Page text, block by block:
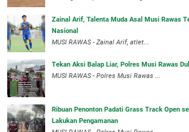
Zainal Arif, Talenta Muda Asal Musi Rawas
Nasional
MUSI RAWAS - Zainal Arif, atlet...
Tekan Aksi Balap Liar, Polres Musi Rawas
MUSI RAWAS - Polres Musi Rawas ...
Ribuan Penonton Padati Grass Track Open
Lakukan Pengamanan